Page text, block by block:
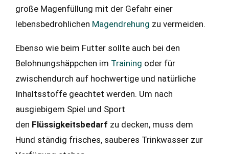
große Magenfüllung mit der Gefahr einer
lebensbedrohlichen Magendrehung zu vermeiden.
Ebenso wie beim Futter sollte auch bei den
Belohnungshäppchen im Training oder für
zwischendurch auf hochwertige und natürliche
Inhaltsstoffe geachtet werden. Um nach
ausgiebigem Spiel und Sport
den Flüssigkeitsbedarf zu decken, muss dem
Hund ständig frisches, sauberes Trinkwasser zur